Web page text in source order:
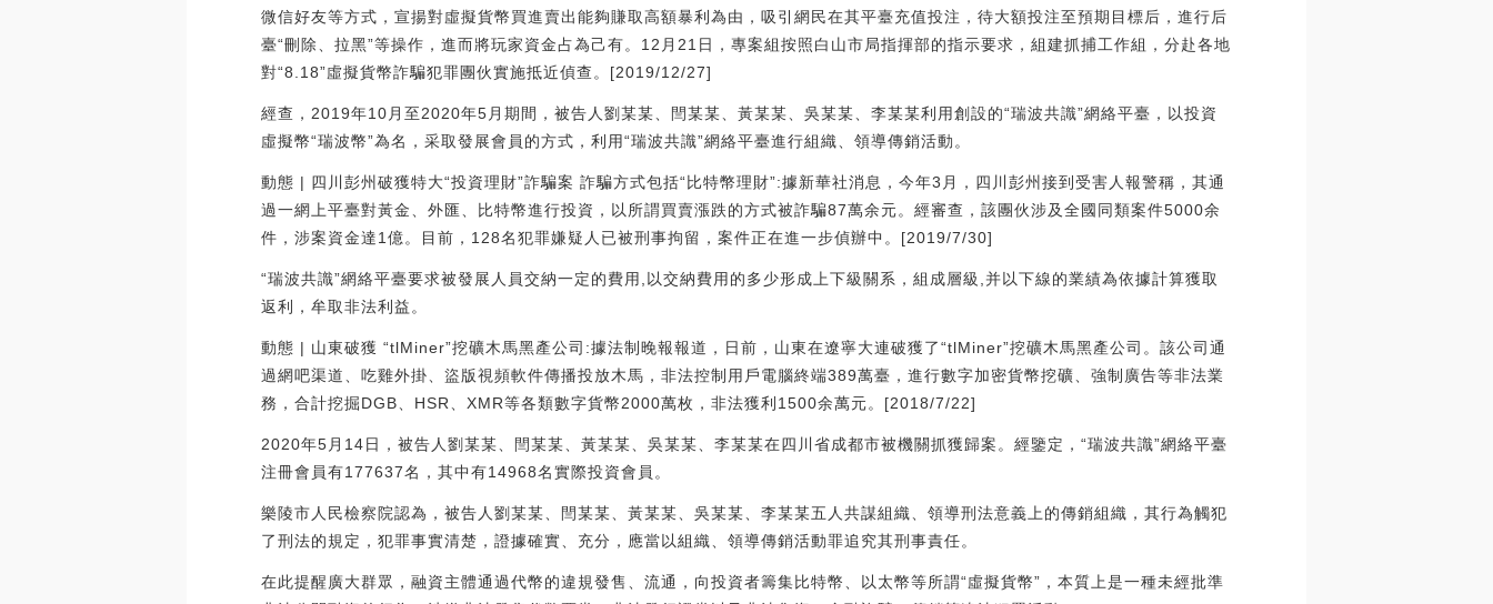
微信好友等方式，宣揚對虛擬貨幣買進賣出能夠賺取高額暴利為由，吸引網民在其平臺充值投注，待大額投注至預期目標后，進行后
臺“刪除、拉黑”等操作，進而將玩家資金占為己有。12月21日，專案組按照白山市局指揮部的指示要求，組建抓捕工作組，分赴各地
對“8.18”虛擬貨幣詐騙犯罪團伙實施抵近偵查。[2019/12/27]
經查，2019年10月至2020年5月期間，被告人劉某某、閆某某、黃某某、吳某某、李某某利用創設的“瑞波共識”網絡平臺，以投資
虛擬幣“瑞波幣”為名，采取發展會員的方式，利用“瑞波共識”網絡平臺進行組織、領導傳銷活動。
動態 | 四川彭州破獲特大“投資理財”詐騙案 詐騙方式包括“比特幣理財”:據新華社消息，今年3月，四川彭州接到受害人報警稱，其通
過一網上平臺對黃金、外匯、比特幣進行投資，以所謂買賣漲跌的方式被詐騙87萬余元。經審查，該團伙涉及全國同類案件5000余
件，涉案資金達1億。目前，128名犯罪嫌疑人已被刑事拘留，案件正在進一步偵辦中。[2019/7/30]
“瑞波共識”網絡平臺要求被發展人員交納一定的費用,以交納費用的多少形成上下級關系，組成層級,并以下線的業績為依據計算獲取
返利，牟取非法利益。
動態 | 山東破獲 “tlMiner”挖礦木馬黑產公司:據法制晚報報道，日前，山東在遼寧大連破獲了“tlMiner”挖礦木馬黑產公司。該公司通
過網吧渠道、吃雞外掛、盜版視頻軟件傳播投放木馬，非法控制用戶電腦終端389萬臺，進行數字加密貨幣挖礦、強制廣告等非法業
務，合計挖掘DGB、HSR、XMR等各類數字貨幣2000萬枚，非法獲利1500余萬元。[2018/7/22]
2020年5月14日，被告人劉某某、閆某某、黃某某、吳某某、李某某在四川省成都市被機關抓獲歸案。經鑒定，“瑞波共識”網絡平臺
注冊會員有177637名，其中有14968名實際投資會員。
樂陵市人民檢察院認為，被告人劉某某、閆某某、黃某某、吳某某、李某某五人共謀組織、領導刑法意義上的傳銷組織，其行為觸犯
了刑法的規定，犯罪事實清楚，證據確實、充分，應當以組織、領導傳銷活動罪追究其刑事責任。
在此提醒廣大群眾，融資主體通過代幣的違規發售、流通，向投資者籌集比特幣、以太幣等所謂“虛擬貨幣”，本質上是一種未經批準